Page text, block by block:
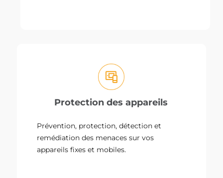
Protection des appareils
Prévention, protection, détection et
remédiation des menaces sur vos
appareils fixes et mobiles.